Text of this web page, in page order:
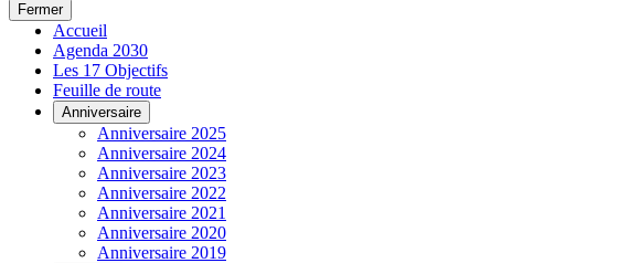
Fermer
Accueil
Agenda 2030
Les 17 Objectifs
Feuille de route
Anniversaire
Anniversaire 2025
Anniversaire 2024
Anniversaire 2023
Anniversaire 2022
Anniversaire 2021
Anniversaire 2020
Anniversaire 2019